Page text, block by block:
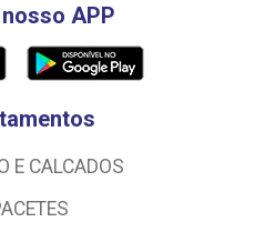
APP
E CALCADOS